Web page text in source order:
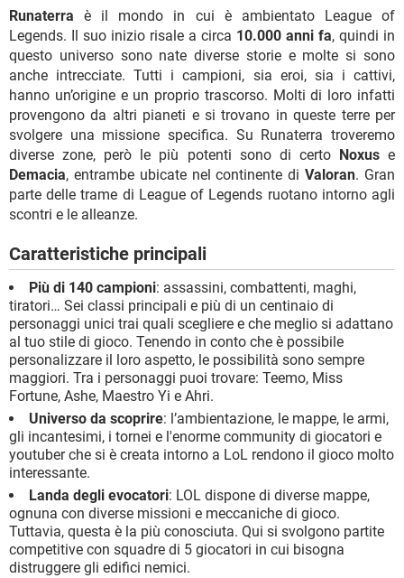
Runaterra è il mondo in cui è ambientato League of
Legends. Il suo inizio risale a circa 10.000 anni fa, quindi in
questo universo sono nate diverse storie e molte si sono
anche intrecciate. Tutti i campioni, sia eroi, sia i cattivi,
hanno un’origine e un proprio trascorso. Molti di loro infatti
provengono da altri pianeti e si trovano in queste terre per
svolgere una missione specifica. Su Runaterra troveremo
diverse zone, però le più potenti sono di certo
Noxuse
Demacia, entrambe ubicate nel continente diValoran. Gran
parte delle trame di League of Legends ruotano intorno agli
scontri e le alleanze.
Caratteristiche principali
Più di 140 campioni: assassini, combattenti, maghi,
tiratori… Sei classi principali e più di un centinaio di
personaggi unici trai quali scegliere e che meglio si adattano
al tuo stile di gioco. Tenendo in conto che è possibile
personalizzare il loro aspetto, le possibilità sono sempre
maggiori. Tra i personaggi puoi trovare: Teemo, Miss
Fortune, Ashe, Maestro Yi e Ahri.
Universo da scoprire: l’ambientazione, le mappe, le armi,
gli incantesimi, i tornei e l'enorme community di giocatori e
youtuber che si è creata intorno a LoL rendono il gioco molto
interessante.
Landa degli evocatori: LOL dispone di diverse mappe,
ognuna con diverse missioni e meccaniche di gioco.
Tuttavia, questa è la più conosciuta. Qui si svolgono partite
competitive con squadre di 5 giocatori in cui bisogna
distruggere gli edifici nemici.